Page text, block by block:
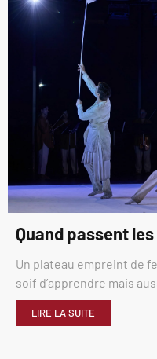
Quand passent
Un plateau empreint de
soif d’apprendre mais
LIRE LA SUITE